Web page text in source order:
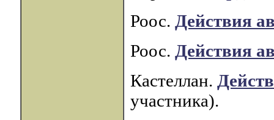
Роос. Действия
Роос. Действия
Кастеллан.
участника).